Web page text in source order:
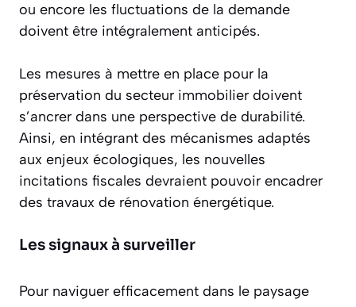
ou encore les fluctuations de la demande
doivent être intégralement anticipés.
Les mesures à mettre en place pour la
préservation du secteur immobilier doivent
s’ancrer dans une perspective de durabilité.
Ainsi, en intégrant des mécanismes adaptés
aux enjeux écologiques, les nouvelles
incitations fiscales devraient pouvoir encadrer
des travaux de rénovation énergétique.
Les signaux à surveiller
Pour naviguer efficacement dans le paysage